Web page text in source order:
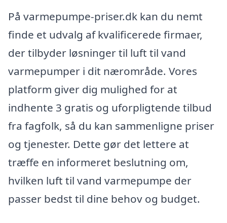
På varmepumpe-priser.dk kan du nemt
finde et udvalg af kvalificerede firmaer,
der tilbyder løsninger til luft til vand
varmepumper i dit nærområde. Vores
platform giver dig mulighed for at
indhente 3 gratis og uforpligtende tilbud
fra fagfolk, så du kan sammenligne priser
og tjenester. Dette gør det lettere at
træffe en informeret beslutning om,
hvilken luft til vand varmepumpe der
passer bedst til dine behov og budget.